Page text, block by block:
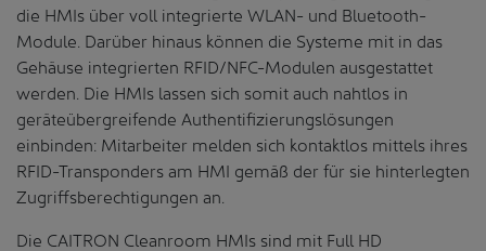
die HMIs über voll integrierte WLAN- und Bluetooth-
Module. Darüber hinaus können die Systeme mit in das
Gehäuse integrierten RFID/NFC-Modulen ausgestattet
werden. Die HMIs lassen sich somit auch nahtlos in
geräteübergreifende Authentifizierungslösungen
einbinden: Mitarbeiter melden sich kontaktlos mittels ihres
RFID-Transponders am HMI gemäß der für sie hinterlegten
Zugriffsberechtigungen an.
Die CAITRON Cleanroom HMIs sind mit Full HD